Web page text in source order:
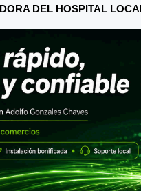
DEL HOSPITAL